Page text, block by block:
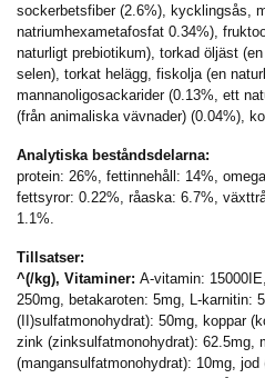
sockerbetsfiber (2.6%), kycklingsås,
natriumhexametafosfat 0.34%),
naturligt prebiotikum), torkad öljäst
selen), torkat helägg, fiskolja (en
mannanoligosackarider (0.13%, ett
(från animaliska vävnader) (0.04%),
Analytiska beståndsdelarna:
protein: 26%, fettinnehåll: 14%,
fettsyror: 0.22%, råaska: 6.7%,
1.1%.
Tillsatser:
^(/kg), Vitaminer: A-vitamin:
250mg, betakaroten: 5mg, L-karnitin:
(II)sulfatmonohydrat): 50mg, koppar
zink (zinksulfatmonohydrat): 62.5mg,
(mangansulfatmonohydrat): 10mg,